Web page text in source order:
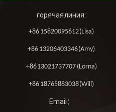
горячая линия:
+86 15820095612 (Lisa)
+86 13206403346 (Amy)
+86 13021737707 (Lorna)
+86 18765883038 (Will)
Email：